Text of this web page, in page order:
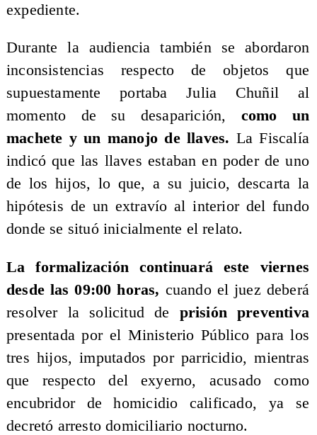
expediente.
Durante la audiencia también se abordaron
inconsistencias respecto de objetos que
supuestamente portaba Julia Chuñil al
momento de su desaparición, como un
machete y un manojo de llaves. La Fiscalía
indicó que las llaves estaban en poder de uno
de los hijos, lo que, a su juicio, descarta la
hipótesis de un extravío al interior del fundo
donde se situó inicialmente el relato.
La formalización continuará este viernes
desde las 09:00 horas, cuando el juez deberá
resolver la solicitud de prisión preventiva
presentada por el Ministerio Público para los
tres hijos, imputados por parricidio, mientras
que respecto del exyerno, acusado como
encubridor de homicidio calificado, ya se
decretó arresto domiciliario nocturno.